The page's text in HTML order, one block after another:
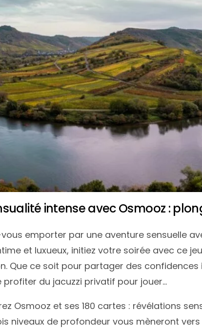
intense avec Osmooz :
vous emporter par une aventure sensuelle
et luxueux, initiez votre soirée avec ce
Que ce soit pour partager des
profiter du jacuzzi privatif pour jouer…
Osmooz et ses 180 cartes : révélations
niveaux de profondeur vous mèneront